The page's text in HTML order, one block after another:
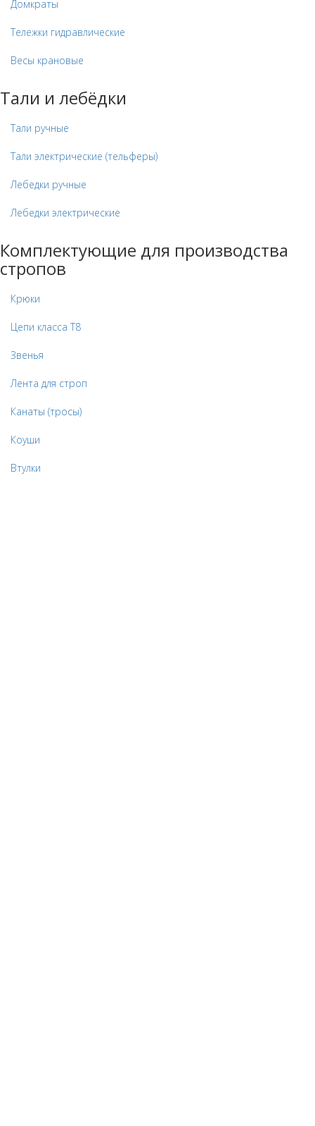
Домкраты
Тележки гидравлические
Весы крановые
Тали и лебёдки
Тали ручные
Тали электрические (тельферы)
Лебедки ручные
Лебедки электрические
Комплектующие для производства
стропов
Крюки
Цепи класса Т8
Звенья
Лента для строп
Канаты (тросы)
Коуши
Втулки